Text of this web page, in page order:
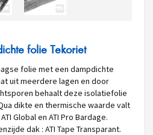
folie Tekoriet
folie met een dampdichte
uit meerdere lagen en door
behaalt deze isolatiefolie
dikte en thermische waarde valt
Global en ATI Pro Bardage.
dak : ATI Tape Transparant.